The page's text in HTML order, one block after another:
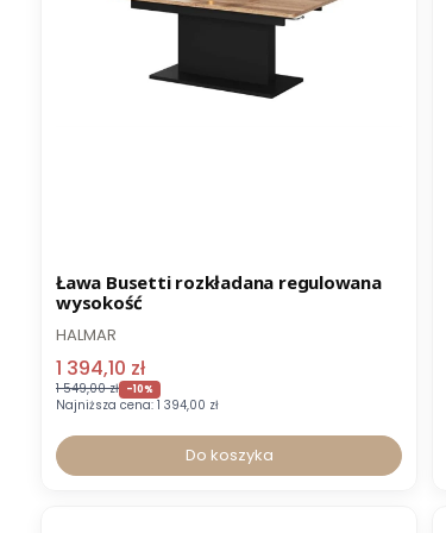
Promocja -8% z kodem STOLIKI
Ława Busetti rozkładana regulowana
wysokość
HALMAR
1 394,10 zł
1 549,00 zł -10%
Najniższa cena: 1 394,00 zł
Do koszyka